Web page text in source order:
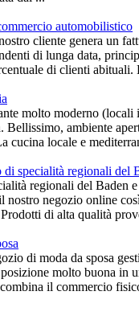
automobilistico
cliente genera un
di lunga data,
di clienti abituali.
molto moderno
Bellissimo, ambiente
cucina locale e
specialità regionali del
regionali del Baden
nostro negozio online
di alta qualità
di moda da sposa
molto buona in
il commercio